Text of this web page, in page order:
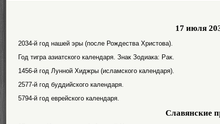
17 июля
2034-й год нашей эры (после Рождества Христова).
Год тигра азиатского календаря. Знак Зодиака: Рак.
1456-й год Лунной Хиджры (исламского календаря).
2577-й год буддийского календаря.
5794-й год еврейского календаря.
Славянские